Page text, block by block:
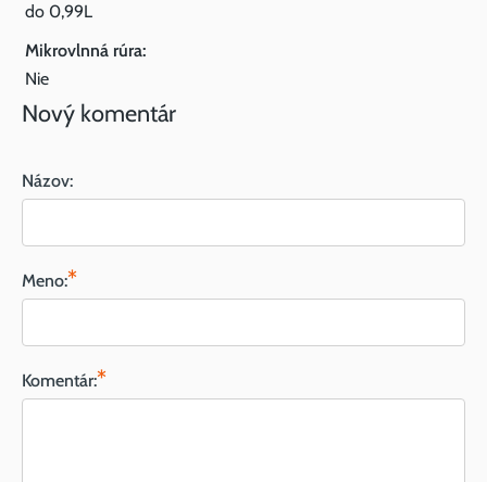
do 0,99L
Mikrovlnná rúra:
Nie
Nový komentár
Názov:
Meno:*
Komentár:*